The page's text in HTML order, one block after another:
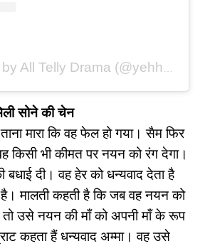
Drama (@yehhaichahatein_alltellydramas)
सोने की चेन
मारा कि वह फेल हो गया। सैम फिर
किसी भी कीमत पर नयन को रंग देगा।
बधाई दी। वह हेर को धन्यवाद देता है
मालती कहती है कि जब वह नयन को
तो उसे नयन की माँ को अपनी माँ के रूप
कहता हैं धन्यवाद अम्मा। वह उसे